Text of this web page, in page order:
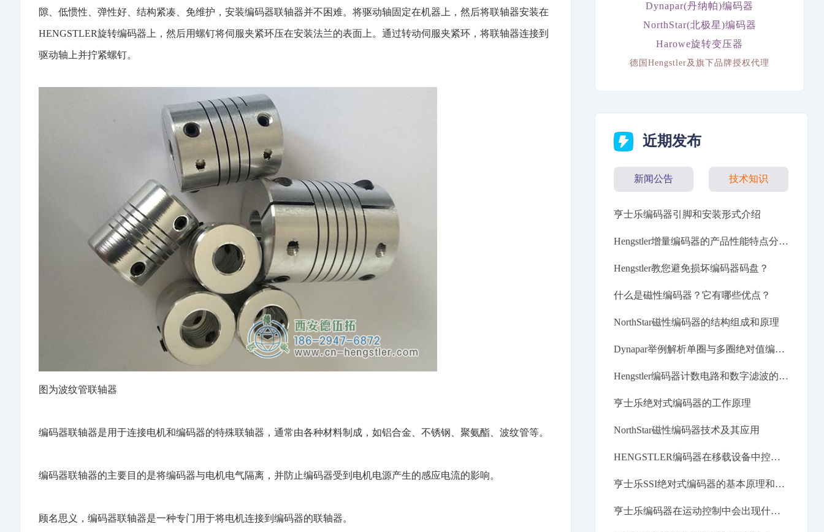
隙、低惯性、弹性好、结构紧凑、免维护，安装编码器联轴器并不困难。将驱动轴固定在机器上，然后将联轴器安装在
HENGSTLER旋转编码器上，然后用螺钉将伺服夹紧环压在安装法兰的表面上。通过转动伺服夹紧环，将联轴器连接到
驱动轴上并拧紧螺钉。
图为波纹管联轴器
编码器联轴器是用于连接电机和编码器的特殊联轴器，通常由各种材料制成，如铝合金、不锈钢、聚氨酯、波纹管等。
编码器联轴器的主要目的是将编码器与电机电气隔离，并防止编码器受到电机电源产生的感应电流的影响。
顾名思义，编码器联轴器是一种专门用于将电机连接到编码器的联轴器。
Dynapar(丹纳帕)编码器
NorthStar(北极星)编码器
Harowe旋转变压器
德国Hengstler及旗下品牌授权代理
近期发布
新闻公告 技术知识
亨士乐编码器引脚和安装形式介绍
Hengstler增量编码器的产品性能特点分析？
Hengstler教您避免损坏编码器码盘？
什么是磁性编码器？它有哪些优点？
NorthStar磁性编码器的结构组成和原理
Dynapar举例解析单圈与多圈绝对值编码器
Hengstler编码器计数电路和数字滤波的设计
亨士乐绝对式编码器的工作原理
NorthStar磁性编码器技术及其应用
HENGSTLER编码器在移载设备中控制定位
亨士乐SSI绝对式编码器的基本原理和操作
亨士乐编码器在运动控制中会出现什么干扰现象？